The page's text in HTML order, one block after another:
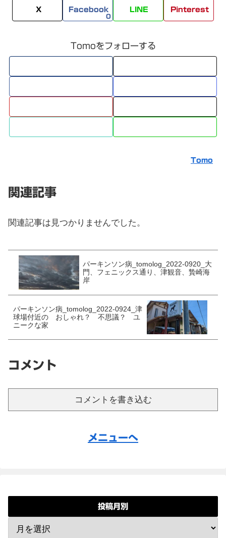
X Facebook
0
LINE Pinterest
Tomoをフォローする
Tomo
関連記事
関連記事は見つかりませんでした。
パーキンソン病_tomolog_2022-0920_大
門、フェニックス通り、津観音、贄崎海
岸
パーキンソン病_tomolog_2022-0924_津
球場付近の おしゃれ？ 不思議？ ユ
ニークな家
コメント
コメントを書き込む
メニューへ
投稿月別